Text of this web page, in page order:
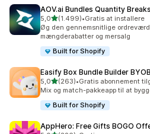
AOV.ai Bundles Quantity Breaks
5,0ud af 5 stjerner
(1.499)
1499 anmeldelser i alt
•Gratis at installere
Øg den gennemsnitlige
mængderabatter og mersalg
Built for Shopify
Easify Box Bundle Builder BYOB
5,0ud af 5 stjerner
(263)
263 anmeldelser i alt
•Gratis abonnement
Mix og match-pakkeapp til at
Built for Shopify
AppHero: Free Gifts BOGO